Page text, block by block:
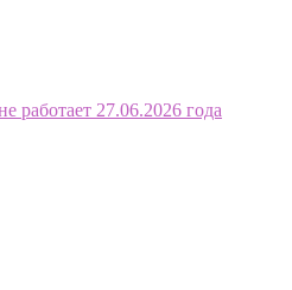
27.06.2026 года